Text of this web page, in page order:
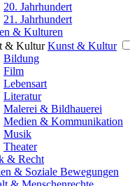
20. Jahrhundert
21. Jahrhundert
& Kulturen
& Kultur Kunst & Kultur
Bildung
Film
Lebensart
Literatur
Malerei & Bildhauerei
Medien & Kommunikation
Musik
Theater
& Recht
& Soziale Bewegungen